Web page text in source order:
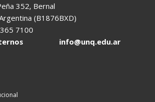
352, Bernal
(B1876BXD)
4365 7100
info@unq.edu.ar